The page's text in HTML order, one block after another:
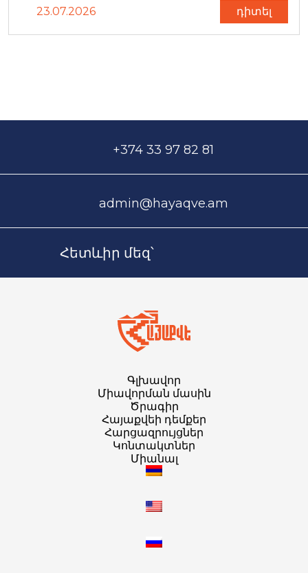
23.07.2026 դիտել
+374 33 97 82 81
admin@hayaqve.am
Հետևիր մեզ՝
Գլխավոր
Միավորման մասին
Ծրագիր
Հայաքվեի դեմքեր
Հարցազրույցներ
Կոնտակտներ
Միանալ